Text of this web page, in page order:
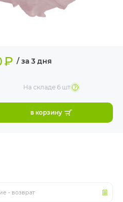
- возврат
₽ / за 3 дня
На складе 6 шт
в корзину